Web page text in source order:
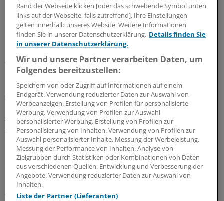
Es geschieht äußerst selten, trotzdem können sich
entzündlich-rheumatische Erkrankungen auch bei
Säuglingen manifestieren. Dabei ist besonders an
monogenetische Krankheitsbilder zu denken.
07.08.2026
Mögliche frühe Manifestation
Erst das trockene Auge – dann die
Autoimmunerkrankung?
Trockene Augen können ein Hinweis auf eine
entstehende Autoimmunerkrankung sein – etwa
rheumatoide Arthritis oder Sjögren-Syndrom. In einer
Studie aus Taiwan gingen die Augenbeschwerden der
Diagnose im Schnitt drei Jahre voraus.
06.08.2026
Rand der Webseite klicken [oder das schwebende Symbol unten
links auf der Webseite, falls zutreffend]. Ihre Einstellungen
gelten innerhalb unseres Website. Weitere Informationen
finden Sie in unserer Datenschutzerklärung. Details finden Sie
in unserer Datenschutzerklärung.
Wir und unsere Partner verarbeiten Daten, um
Folgendes bereitzustellen:
Speichern von oder Zugriff auf Informationen auf einem
Endgerät. Verwendung reduzierter Daten zur Auswahl von
Werbeanzeigen. Erstellung von Profilen für personalisierte
Werbung. Verwendung von Profilen zur Auswahl
personalisierter Werbung. Erstellung von Profilen zur
Personalisierung von Inhalten. Verwendung von Profilen zur
Auswahl personalisierter Inhalte. Messung der Werbeleistung.
Messung der Performance von Inhalten. Analyse von
Zielgruppen durch Statistiken oder Kombinationen von Daten
aus verschiedenen Quellen. Entwicklung und Verbesserung der
Angebote. Verwendung reduzierter Daten zur Auswahl von
Inhalten.
Liste der Partner (Lieferanten)